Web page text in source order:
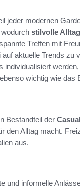
jeder modernen
stilvolle
Treffen mit
aktuelle Trends zu
wichtig wie das
Bestandteil der
den Alltag macht.
aus.
und informelle